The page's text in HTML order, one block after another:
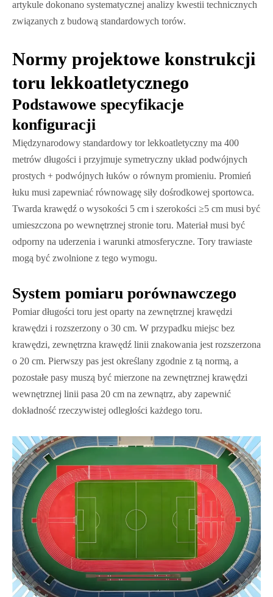
artykule dokonano systematycznej analizy kwestii technicznych
związanych z budową standardowych torów.
Normy projektowe konstrukcji
toru lekkoatletycznego
Podstawowe specyfikacje
konfiguracji
Międzynarodowy standardowy tor lekkoatletyczny ma 400
metrów długości i przyjmuje symetryczny układ podwójnych
prostych + podwójnych łuków o równym promieniu. Promień
łuku musi zapewniać równowagę siły dośrodkowej sportowca.
Twarda krawędź o wysokości 5 cm i szerokości ≥5 cm musi być
umieszczona po wewnętrznej stronie toru. Materiał musi być
odporny na uderzenia i warunki atmosferyczne. Tory trawiaste
mogą być zwolnione z tego wymogu.
System pomiaru porównawczego
Pomiar długości toru jest oparty na zewnętrznej krawędzi
krawędzi i rozszerzony o 30 cm. W przypadku miejsc bez
krawędzi, zewnętrzna krawędź linii znakowania jest rozszerzona
o 20 cm. Pierwszy pas jest określany zgodnie z tą normą, a
pozostałe pasy muszą być mierzone na zewnętrznej krawędzi
wewnętrznej linii pasa 20 cm na zewnątrz, aby zapewnić
dokładność rzeczywistej odległości każdego toru.